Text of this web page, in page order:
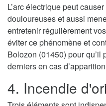
L’arc électrique peut
douloureuses et aussi
entretenir régulièrement
éviter ce phénomène et
Bolozon (01450) pour
derniers en cas
4. Incendie